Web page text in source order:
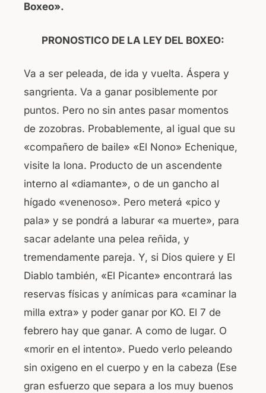
Boxeo».
PRONOSTICO DE LA LEY DEL BOXEO:
Va a ser peleada, de ida y vuelta. Áspera y
sangrienta. Va a ganar posiblemente por
puntos. Pero no sin antes pasar momentos
de zozobras. Probablemente, al igual que su
«compañero de baile» «El Nono» Echenique,
visite la lona. Producto de un ascendente
interno al «diamante», o de un gancho al
hígado «venenoso». Pero meterá «pico y
pala» y se pondrá a laburar «a muerte», para
sacar adelante una pelea reñida, y
tremendamente pareja. Y, si Dios quiere y El
Diablo también, «El Picante» encontrará las
reservas físicas y anímicas para «caminar la
milla extra» y poder ganar por KO. El 7 de
febrero hay que ganar. A como de lugar. O
«morir en el intento». Puedo verlo peleando
sin oxigeno en el cuerpo y en la cabeza (Ese
gran esfuerzo que separa a los muy buenos